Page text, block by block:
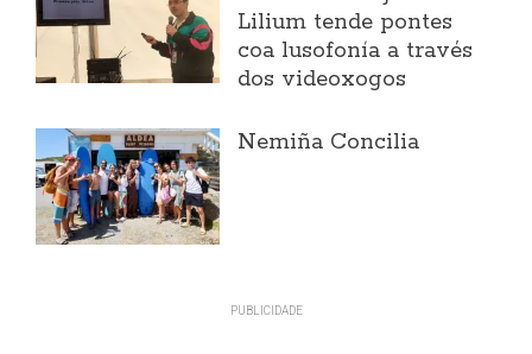
Lilium tende pontes
coa lusofonía a través
dos videoxogos
Nemiña Concilia